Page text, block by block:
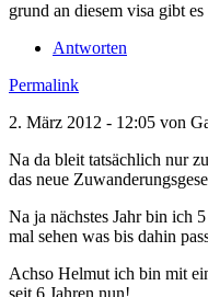
grund an diesem visa gibt
Antworten
Permalink
2. März 2012 - 12:05 von
Na da bleit tatsächlich nur
das neue
Na ja nächstes Jahr bin ich
mal sehen was bis dahin
Achso Helmut ich bin mit